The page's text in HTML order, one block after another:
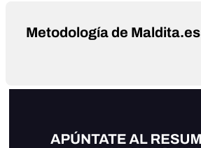
Metodología de Maldita.es